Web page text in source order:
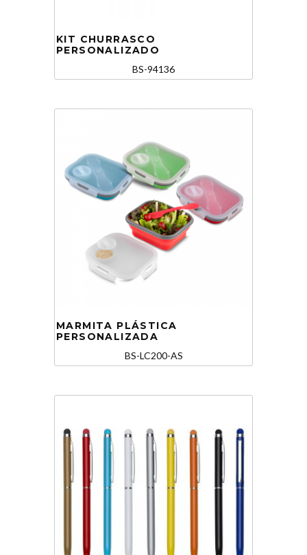
KIT CHURRASCO
PERSONALIZADO
BS-94136
MARMITA PLÁSTICA
PERSONALIZADA
BS-LC200-AS